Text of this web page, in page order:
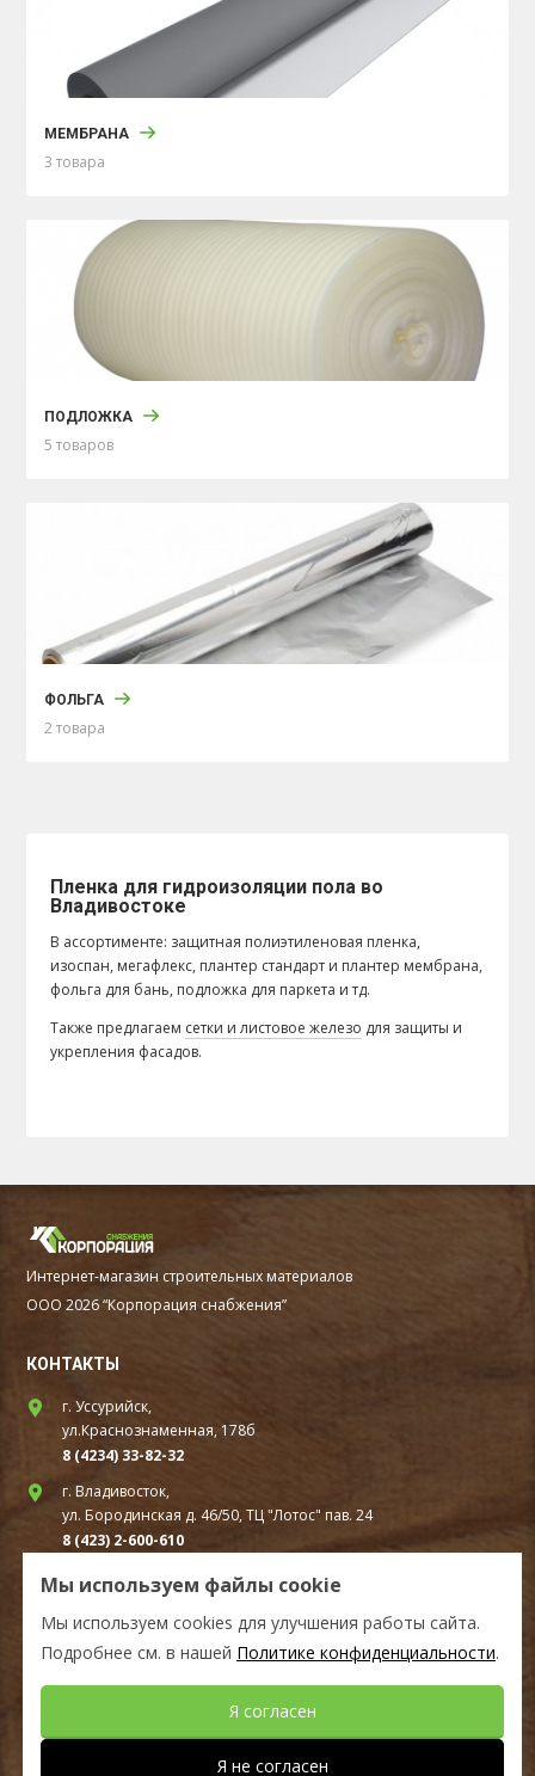
МЕМБРАНА
3 товара
ПОДЛОЖКА
5 товаров
ФОЛЬГА
2 товара
Пленка для гидроизоляции пола во
Владивостоке
В ассортименте: защитная полиэтиленовая пленка,
изоспан, мегафлекс, плантер стандарт и плантер мембрана,
фольга для бань, подложка для паркета и тд.
Также предлагаем сетки и листовое железо для защиты и
укрепления фасадов.
Мы используем файлы cookie
Мы используем cookies для улучшения работы сайта.
Подробнее см. в нашей Политике конфиденциальности.
Я согласен
Я не согласен
Интернет-магазин строительных материалов
ООО 2026 “Корпорация снабжения”
КОНТАКТЫ
г. Уссурийск,
ул.Краснознаменная, 178б
8 (4234) 33-82-32
г. Владивосток,
ул. Бородинская д. 46/50, ТЦ "Лотос" пав. 24
8 (423) 2-600-610
ул. Шоссейная, д. 94В стр.1А ТЦ «Удача» первый этаж
8(4236) 610-010
СОЦ.СЕТИ